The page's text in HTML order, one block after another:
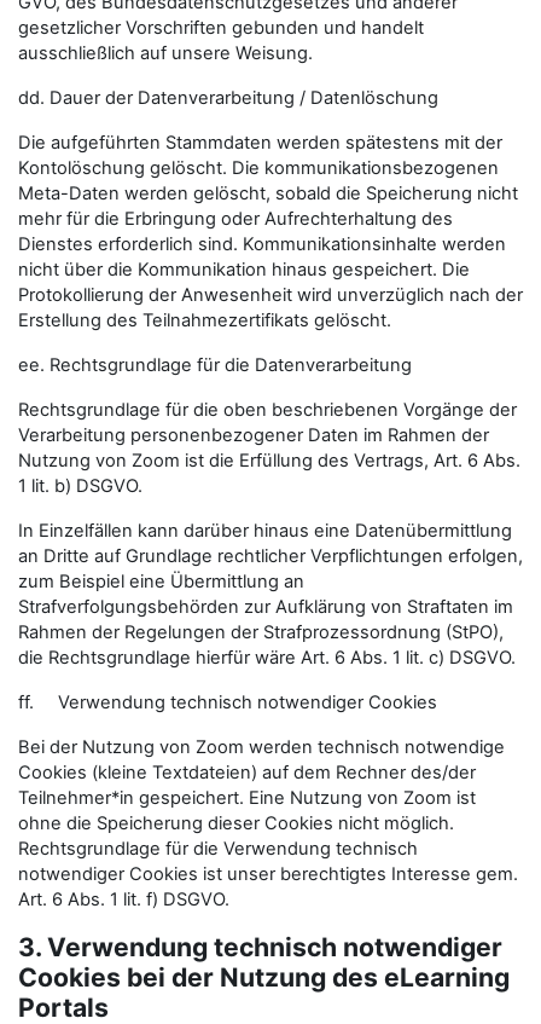
gesetzlicher Vorschriften gebunden und handelt
ausschließlich auf unsere Weisung.
dd. Dauer der Datenverarbeitung / Datenlöschung
Die aufgeführten Stammdaten werden spätestens mit der
Kontolöschung gelöscht. Die kommunikationsbezogenen
Meta-Daten werden gelöscht, sobald die Speicherung nicht
mehr für die Erbringung oder Aufrechterhaltung des
Dienstes erforderlich sind. Kommunikationsinhalte werden
nicht über die Kommunikation hinaus gespeichert. Die
Protokollierung der Anwesenheit wird unverzüglich nach der
Erstellung des Teilnahmezertifikats gelöscht.
ee. Rechtsgrundlage für die Datenverarbeitung
Rechtsgrundlage für die oben beschriebenen Vorgänge der
Verarbeitung personenbezogener Daten im Rahmen der
Nutzung von Zoom ist die Erfüllung des Vertrags, Art. 6 Abs.
1 lit. b) DSGVO.
In Einzelfällen kann darüber hinaus eine Datenübermittlung
an Dritte auf Grundlage rechtlicher Verpflichtungen erfolgen,
zum Beispiel eine Übermittlung an
Strafverfolgungsbehörden zur Aufklärung von Straftaten im
Rahmen der Regelungen der Strafprozessordnung (StPO),
die Rechtsgrundlage hierfür wäre Art. 6 Abs. 1 lit. c) DSGVO.
ff. Verwendung technisch notwendiger Cookies
Bei der Nutzung von Zoom werden technisch notwendige
Cookies (kleine Textdateien) auf dem Rechner des/der
Teilnehmer*in gespeichert. Eine Nutzung von Zoom ist
ohne die Speicherung dieser Cookies nicht möglich.
Rechtsgrundlage für die Verwendung technisch
notwendiger Cookies ist unser berechtigtes Interesse gem.
Art. 6 Abs. 1 lit. f) DSGVO.
3. Verwendung technisch notwendiger
Cookies bei der Nutzung des eLearning
Portals